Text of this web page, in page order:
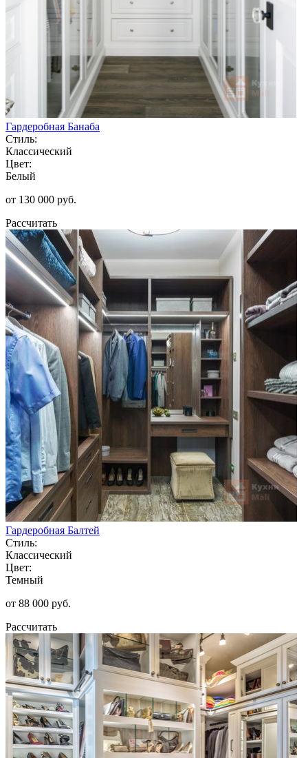
Гардеробная Банаба
Стиль:
Классический
Цвет:
Белый
от 130 000 руб.
Рассчитать
Гардеробная Балтей
Стиль:
Классический
Цвет:
Темный
от 88 000 руб.
Рассчитать